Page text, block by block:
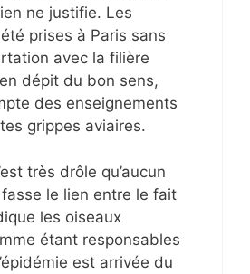
ne justifie. Les
prises à Paris sans
avec la filière
dépit du bon sens,
des enseignements
grippes aviaires.
très drôle qu’aucun
le lien entre le fait
les oiseaux
étant responsables
est arrivée du